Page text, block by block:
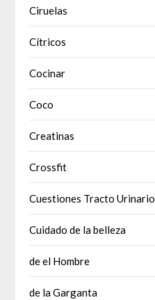
Ciruelas
Cítricos
Cocinar
Coco
Creatinas
Crossfit
Cuestiones Tracto Urinario
Cuidado de la belleza
de el Hombre
de la Garganta